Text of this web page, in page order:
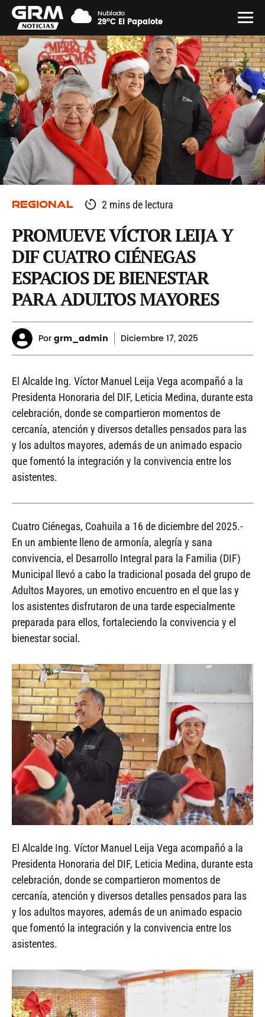
Nublado
29°C El Papalote
REGIONAL 2 mins de lectura
PROMUEVE VÍCTOR LEIJA Y
DIF CUATRO CIÉNEGAS
ESPACIOS DE BIENESTAR
PARA ADULTOS MAYORES
Porgrm_admin Diciembre 17, 2025
El Alcalde Ing. Víctor Manuel Leija Vega acompañó a la
Presidenta Honoraria del DIF, Leticia Medina, durante esta
celebración, donde se compartieron momentos de
cercanía, atención y diversos detalles pensados para las
y los adultos mayores, además de un animado espacio
que fomentó la integración y la convivencia entre los
asistentes.
Cuatro Ciénegas, Coahuila a 16 de diciembre del 2025.-
En un ambiente lleno de armonía, alegría y sana
convivencia, el Desarrollo Integral para la Familia (DIF)
Municipal llevó a cabo la tradicional posada del grupo de
Adultos Mayores, un emotivo encuentro en el que las y
los asistentes disfrutaron de una tarde especialmente
preparada para ellos, fortaleciendo la convivencia y el
bienestar social.
El Alcalde Ing. Víctor Manuel Leija Vega acompañó a la
Presidenta Honoraria del DIF, Leticia Medina, durante esta
celebración, donde se compartieron momentos de
cercanía, atención y diversos detalles pensados para las
y los adultos mayores, además de un animado espacio
que fomentó la integración y la convivencia entre los
asistentes.